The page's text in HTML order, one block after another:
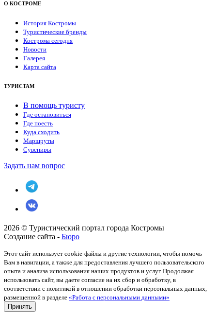
О КОСТРОМЕ
История Костромы
Туристические бренды
Кострома сегодня
Новости
Галерея
Карта сайта
ТУРИСТАМ
В помощь туристу
Где остановиться
Где поесть
Куда сходить
Маршруты
Сувениры
Задать нам вопрос
2026 © Туристический портал города Костромы
Создание сайта - Бюро
Этот сайт использует cookie-файлы и другие технологии, чтобы помочь
Вам в навигации, а также для предоставления лучшего пользовательского
опыта и анализа использования наших продуктов и услуг. Продолжая
использовать сайт, вы даете согласие на их сбор и обработку, в
соответствии с политикой в отношении обработки персональных данных,
размещенной в разделе «Работа с персональными данными»
Принять